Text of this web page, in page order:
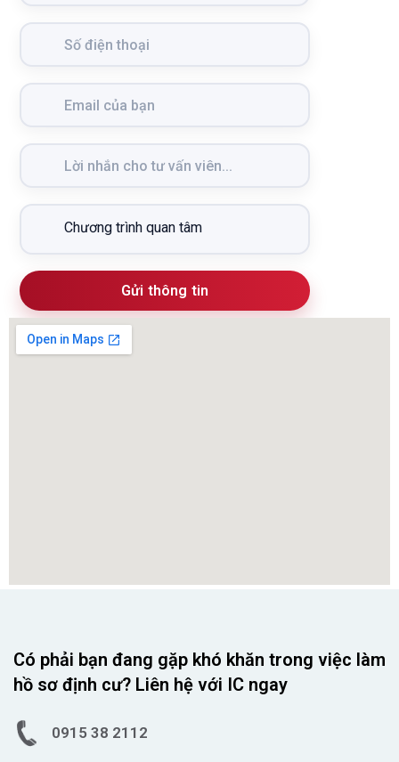
Gửi thông tin
Có phải bạn đang gặp khó khăn trong việc làm
hồ sơ định cư? Liên hệ với IC ngay
0915 38 2112